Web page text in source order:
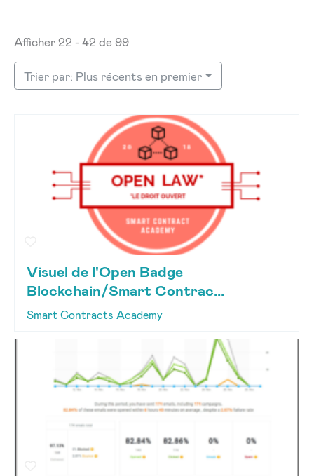
Afficher 22 - 42 de 99
Trier par: Plus récents en premier
Visuel de l'Open Badge
Blockchain/Smart Contrac...
Smart Contracts Academy